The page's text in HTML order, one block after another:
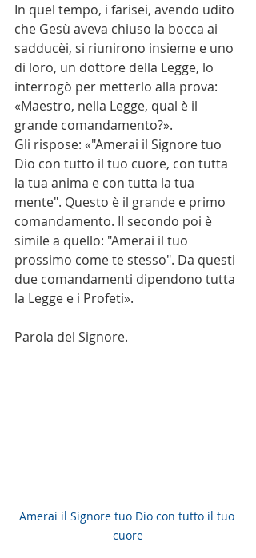
In quel tempo, i farisei, avendo udito
che Gesù aveva chiuso la bocca ai
sadducèi, si riunirono insieme e uno
di loro, un dottore della Legge, lo
interrogò per metterlo alla prova:
«Maestro, nella Legge, qual è il
grande comandamento?».
Gli rispose: «"Amerai il Signore tuo
Dio con tutto il tuo cuore, con tutta
la tua anima e con tutta la tua
mente". Questo è il grande e primo
comandamento. Il secondo poi è
simile a quello: "Amerai il tuo
prossimo come te stesso". Da questi
due comandamenti dipendono tutta
la Legge e i Profeti».
Parola del Signore.
Amerai il Signore tuo Dio con tutto il tuo
cuore